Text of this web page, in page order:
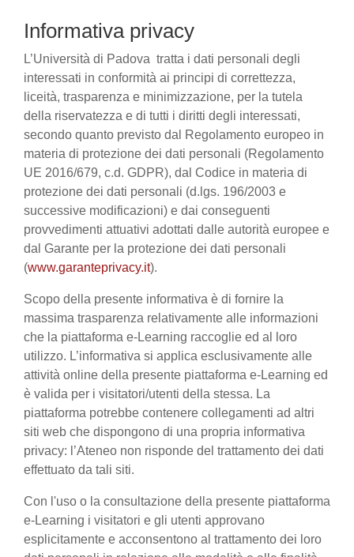
Informativa privacy
L’Università di Padova tratta i dati personali degli
interessati in conformità ai principi di correttezza,
liceità, trasparenza e minimizzazione, per la tutela
della riservatezza e di tutti i diritti degli interessati,
secondo quanto previsto dal Regolamento europeo in
materia di protezione dei dati personali (Regolamento
UE 2016/679, c.d. GDPR), dal Codice in materia di
protezione dei dati personali (d.lgs. 196/2003 e
successive modificazioni) e dai conseguenti
provvedimenti attuativi adottati dalle autorità europee e
dal Garante per la protezione dei dati personali
(www.garanteprivacy.it).
Scopo della presente informativa è di fornire la
massima trasparenza relativamente alle informazioni
che la piattaforma e-Learning raccoglie ed al loro
utilizzo. L’informativa si applica esclusivamente alle
attività online della presente piattaforma e-Learning ed
è valida per i visitatori/utenti della stessa. La
piattaforma potrebbe contenere collegamenti ad altri
siti web che dispongono di una propria informativa
privacy: l’Ateneo non risponde del trattamento dei dati
effettuato da tali siti.
Con l'uso o la consultazione della presente piattaforma
e-Learning i visitatori e gli utenti approvano
esplicitamente e acconsentono al trattamento dei loro